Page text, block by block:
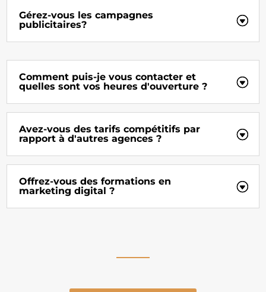
Gérez-vous les campagnes
publicitaires?
Comment puis-je vous contacter et
quelles sont vos heures d'ouverture ?
Avez-vous des tarifs compétitifs par
rapport à d'autres agences ?
Offrez-vous des formations en
marketing digital ?